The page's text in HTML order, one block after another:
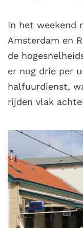
In het weekend
Amsterdam en
de
er nog drie per
halfuurdienst,
rijden vlak